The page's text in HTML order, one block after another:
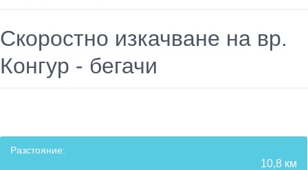
Скоростно изкачване на вр.
Конгур - бегачи
Разстояние:
10,8 км